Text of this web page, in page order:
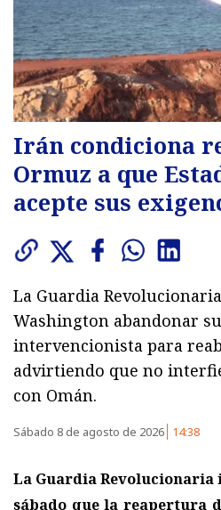
Irán condiciona
Ormuz a que
acepte sus
La Guardia
Washington abandonar
intervencionista para
advirtiendo que no
con Omán.
Sábado 8 de agosto de 2026 14:38
La Guardia
sábado que la reapertura